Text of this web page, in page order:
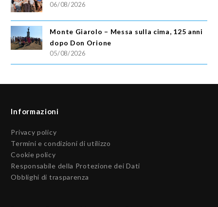
06/08/2026
Monte Giarolo – Messa sulla cima, 125 anni
dopo Don Orione
05/08/2026
Informazioni
Privacy policy
Termini e condizioni di utilizzo
Cookie policy
Responsabile della Protezione dei Dati
Obblighi di trasparenza